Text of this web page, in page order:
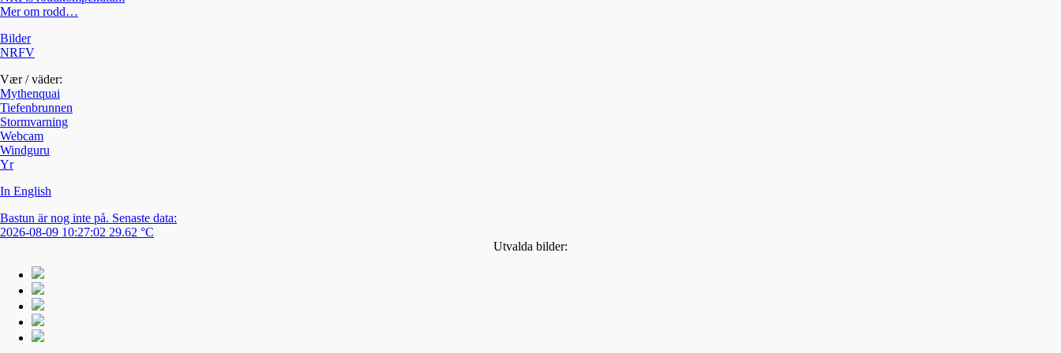
Mer om rodd…
Bilder
NRFV
Vær / väder:
Mythenquai
Tiefenbrunnen
Stormvarning
Webcam
Windguru
Yr
In English
Bastun är nog inte på. Senaste data:
2026-08-09 10:27:02 29.62 °C
Utvalda bilder: